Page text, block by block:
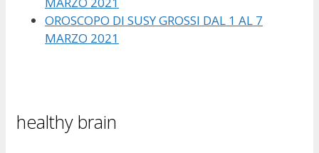
OROSCOPO DI SUSY GROSSI DAL 1 AL 7
MARZO 2021
healthy brain